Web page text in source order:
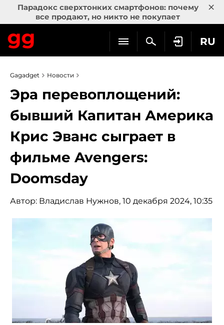
Парадокс сверхтонких смартфонов: почему
все продают, но никто не покупает
×
RU
Gagadget Новости
Эра перевоплощений:
бывший Капитан Америка
Крис Эванс сыграет в
фильме Avengers:
Doomsday
Автор: Владислав Нужнов, 10 декабря 2024, 10:35